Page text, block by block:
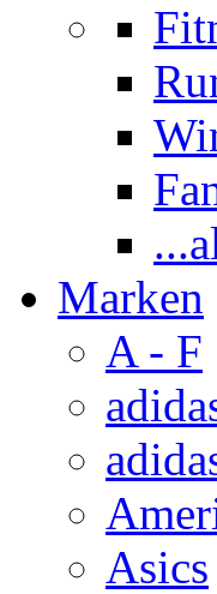
Marken
A - F
Asics